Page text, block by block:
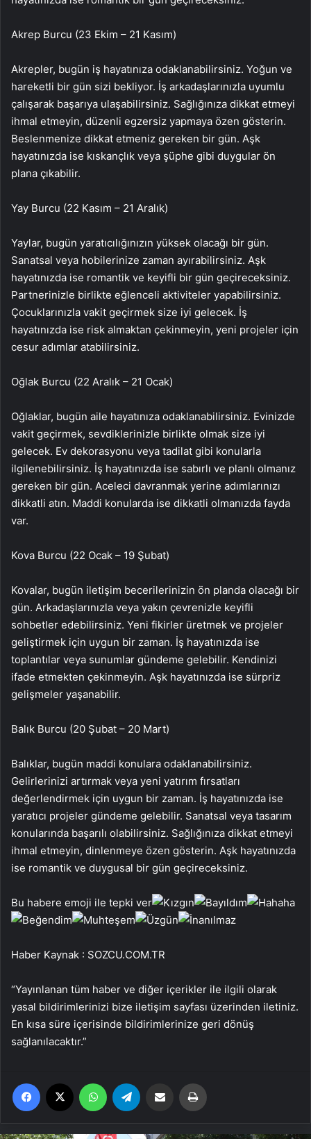
Akrep Burcu (23 Ekim – 21 Kasım)
Akrepler, bugün iş hayatınıza odaklanabilirsiniz. Yoğun ve
hareketli bir gün sizi bekliyor. İş arkadaşlarınızla uyumlu
çalışarak başarıya ulaşabilirsiniz. Sağlığınıza dikkat etmeyi
ihmal etmeyin, düzenli egzersiz yapmaya özen gösterin.
Beslenmenize dikkat etmeniz gereken bir gün. Aşk
hayatınızda ise kıskançlık veya şüphe gibi duygular ön
plana çıkabilir.
Yay Burcu (22 Kasım – 21 Aralık)
Yaylar, bugün yaratıcılığınızın yüksek olacağı bir gün.
Sanatsal veya hobilerinize zaman ayırabilirsiniz. Aşk
hayatınızda ise romantik ve keyifli bir gün geçireceksiniz.
Partnerinizle birlikte eğlenceli aktiviteler yapabilirsiniz.
Çocuklarınızla vakit geçirmek size iyi gelecek. İş
hayatınızda ise risk almaktan çekinmeyin, yeni projeler için
cesur adımlar atabilirsiniz.
Oğlak Burcu (22 Aralık – 21 Ocak)
Oğlaklar, bugün aile hayatınıza odaklanabilirsiniz. Evinizde
vakit geçirmek, sevdiklerinizle birlikte olmak size iyi
gelecek. Ev dekorasyonu veya tadilat gibi konularla
ilgilenebilirsiniz. İş hayatınızda ise sabırlı ve planlı olmanız
gereken bir gün. Aceleci davranmak yerine adımlarınızı
dikkatli atın. Maddi konularda ise dikkatli olmanızda fayda
var.
Kova Burcu (22 Ocak – 19 Şubat)
Kovalar, bugün iletişim becerilerinizin ön planda olacağı bir
gün. Arkadaşlarınızla veya yakın çevrenizle keyifli
sohbetler edebilirsiniz. Yeni fikirler üretmek ve projeler
geliştirmek için uygun bir zaman. İş hayatınızda ise
toplantılar veya sunumlar gündeme gelebilir. Kendinizi
ifade etmekten çekinmeyin. Aşk hayatınızda ise sürpriz
gelişmeler yaşanabilir.
Balık Burcu (20 Şubat – 20 Mart)
Balıklar, bugün maddi konulara odaklanabilirsiniz.
Gelirlerinizi artırmak veya yeni yatırım fırsatları
değerlendirmek için uygun bir zaman. İş hayatınızda ise
yaratıcı projeler gündeme gelebilir. Sanatsal veya tasarım
konularında başarılı olabilirsiniz. Sağlığınıza dikkat etmeyi
ihmal etmeyin, dinlenmeye özen gösterin. Aşk hayatınızda
ise romantik ve duygusal bir gün geçireceksiniz.
Bu habere emoji ile tepki ver
Haber Kaynak : SOZCU.COM.TR
“Yayınlanan tüm haber ve diğer içerikler ile ilgili olarak
yasal bildirimlerinizi bize iletişim sayfası üzerinden iletiniz.
En kısa süre içerisinde bildirimlerinize geri dönüş
sağlanılacaktır.”
Facebook WhatsApp Email'den paylaş